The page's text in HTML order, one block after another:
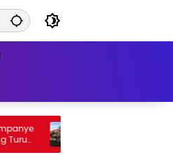
Prajurit Kodaeral I Bersama Warga
Aksi Bersih Lingkungan di Limau Manis